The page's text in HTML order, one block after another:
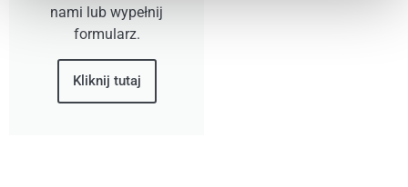
nami lub wypełnij
formularz.
Kliknij tutaj